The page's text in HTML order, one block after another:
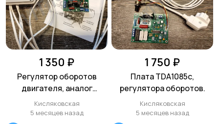
1 350 ₽
Регулятор оборотов
двигателя, аналог
TDA1085
Кисляковская
5 месяцев назад
1 750 ₽
Плата TDA1085с,
регулятора оборотов.
Кисляковская
5 месяцев назад